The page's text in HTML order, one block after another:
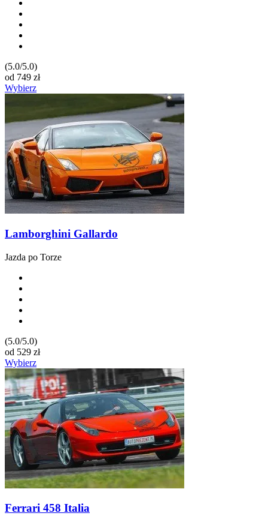
(5.0/5.0)
od 749 zł
Wybierz
Lamborghini Gallardo
Jazda po Torze
(5.0/5.0)
od 529 zł
Wybierz
Ferrari 458 Italia